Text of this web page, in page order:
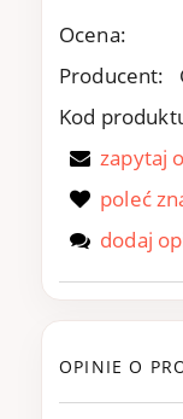
Ocena:
Producent:
Kod
zapytaj
poleć
dodaj
OPINIE O